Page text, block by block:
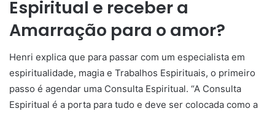
Espiritual e receber a
Amarração para o amor?
Henri explica que para passar com um especialista em
espiritualidade, magia e Trabalhos Espirituais, o primeiro
passo é agendar uma Consulta Espiritual. “A Consulta
Espiritual é a porta para tudo e deve ser colocada como a